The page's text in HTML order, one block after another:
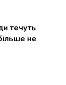
течуть
не